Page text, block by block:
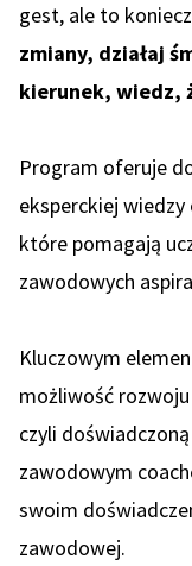
gest, ale to
zmiany, działaj
kierunek, wiedz,
Program oferuje
eksperckiej
które pomagają
zawodowych
Kluczowym
możliwość
czyli
zawodowym
swoim
zawodowej.